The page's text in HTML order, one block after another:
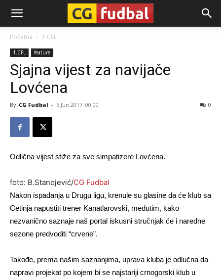
CG-
Fudbal
Početna 1.CFL
1.CFL feature
Sjajna vijest za navijače
Lovćena
By CG Fudbal - 6 Jun 2017. 00:00 0
Odlična vijest stiže za sve simpatizere Lovćena.
foto: B.Stanojević/CG Fudbal
Nakon ispadanja u Drugu ligu, krenule su glasine da će klub sa
Cetinja napustiti trener Kanatlarovski, međutim, kako
nezvanično saznaje naš portal iskusni stručnjak će i naredne
sezone predvoditi “crvene”.
Takođe, prema našim saznanjima, uprava kluba je odlučna da
napravi projekat po kojem bi se najstariji crnogorski klub u